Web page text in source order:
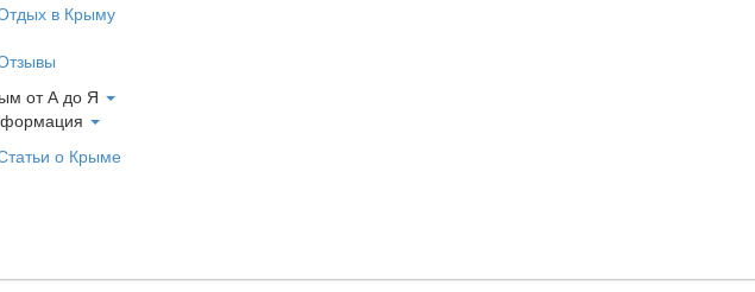
в Крыму
от А до Я
о Крыме